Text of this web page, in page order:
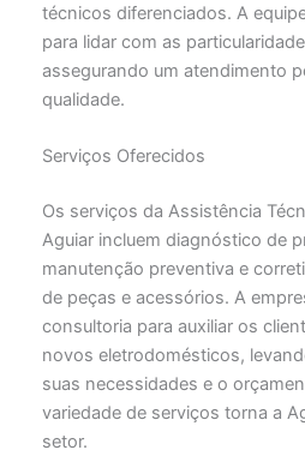
técnicos diferenciados. A
para lidar com as
assegurando um atendimento
qualidade.
Serviços Oferecidos
Os serviços da Assistência
Aguiar incluem diagnóstico de
manutenção preventiva e
de peças e acessórios. A
consultoria para auxiliar os
novos eletrodomésticos,
suas necessidades e o
variedade de serviços torna a
setor.